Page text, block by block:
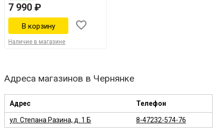
7 990 ₽
Наличие в магазине
Адреса магазинов в Чернянке
Адрес Телефон
ул. Степана Разина, д. 1 Б 8-47232-574-76